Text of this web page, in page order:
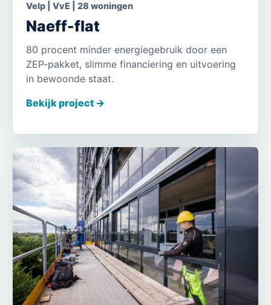
Velp | VvE | 28 woningen
Naeff-flat
80 procent minder energiegebruik door een
ZEP-pakket, slimme financiering en uitvoering
in bewoonde staat.
Bekijk project ->